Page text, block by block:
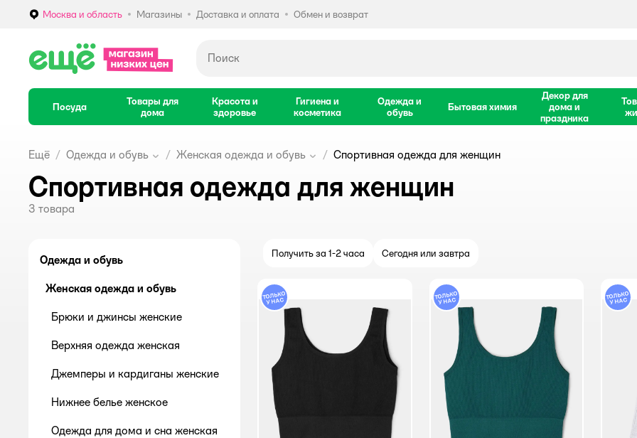
Выбор адреса доставки.
Москва и область Магазины Доставка и оплата Обмен и возврат
Посуда
Товары для
дома
Красота и
здоровье
Гигиена и
косметика
Одежда и
обувь
Бытовая химия
Декор для
дома и
праздника
Ещё Одежда и обувь Женская одежда и обувь Спортивная одежда для женщин
Спортивная одежда для женщин
3 товара
Получить за 1-2 часа Сегодня или завтра
Одежда и обувь
Женская одежда и обувь
Брюки и джинсы женские
Верхняя одежда женская
Джемперы и кардиганы женские
Нижнее белье женское
Одежда для дома и сна женская